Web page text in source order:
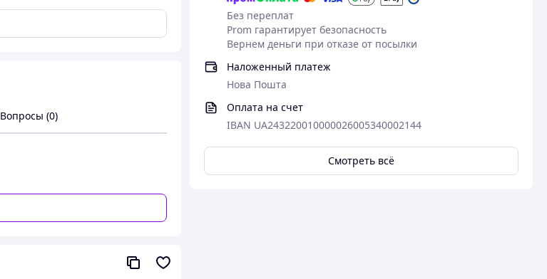
Без переплат
Prom гарантирует безопасность
Вернем деньги при отказе от посылки
Наложенный платеж
Нова Пошта
Оплата на счет
IBAN UA243220010000026005340002144
Смотреть всё
Вопросы (0)